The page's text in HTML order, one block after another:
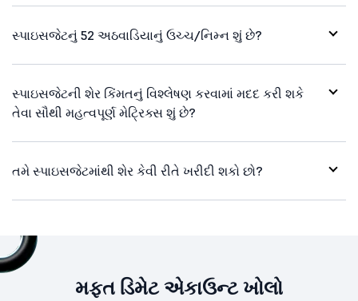
સ્પાઇસજેટનું 52 અઠવાડિયાનું ઉચ્ચ/નિમ્ન શું છે?
સ્પાઇસજેટની શેર કિંમતનું વિશ્લેષણ કરવામાં મદદ કરી શકે
તેવા સૌથી મહત્વપૂર્ણ મેટ્રિક્સ શું છે?
તમે સ્પાઇસજેટમાંથી શેર કેવી રીતે ખરીદી શકો છો?
મફત ડિમેટ એકાઉન્ટ ખોલો